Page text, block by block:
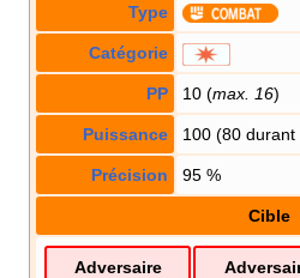
Type
Catégorie
PP 10 (max. 16)
Puissance 100 (80
Précision 95 %
Cible
Adversaire